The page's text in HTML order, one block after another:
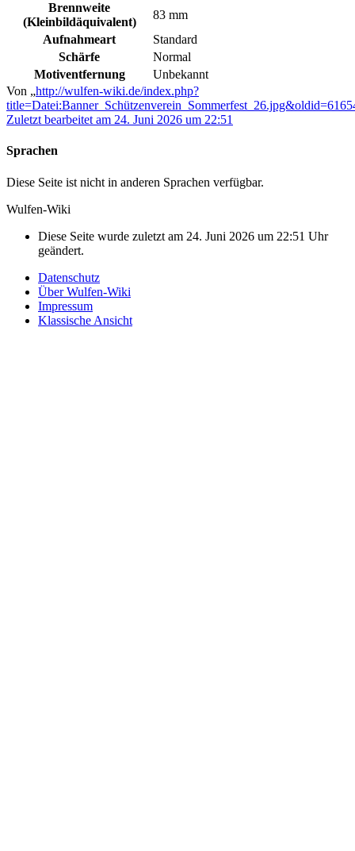
Brennweite
(Kleinbildäquivalent)
83 mm
Aufnahmeart
Standard
Schärfe
Normal
Motiventfernung
Unbekannt
Von „http://wulfen-wiki.de/index.php?
Zuletzt bearbeitet am 24. Juni 2026 um 22:51
Sprachen
Diese Seite ist nicht in anderen Sprachen verfügbar.
Wulfen-Wiki
Diese Seite wurde zuletzt am 24. Juni 2026 um 22:51 Uhr
geändert.
Datenschutz
Über Wulfen-Wiki
Impressum
Klassische Ansicht